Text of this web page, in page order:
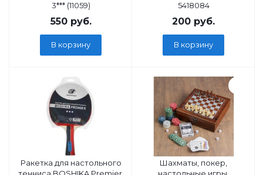
3*** (11059)
550руб.
В корзину
5418084
200 руб.
В корзину
Ракетка для настольного
Шахматы, покер,